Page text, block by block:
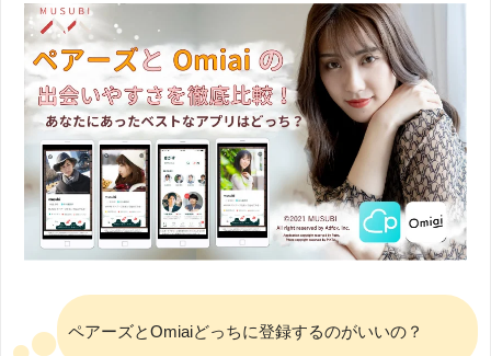
ペアーズとOmiaiどっちに登録するのがいいの？